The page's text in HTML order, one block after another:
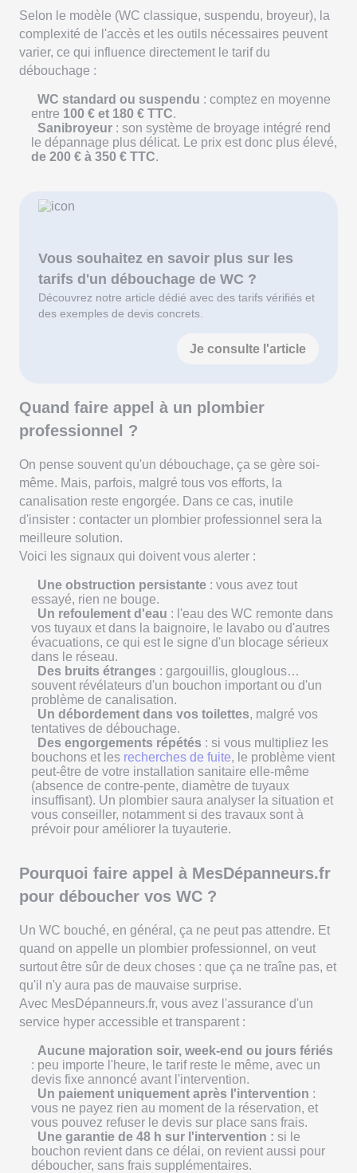
Selon le modèle (WC classique, suspendu, broyeur), la
complexité de l'accès et les outils nécessaires peuvent
varier, ce qui influence directement le tarif du
débouchage :
WC standard ou suspendu : comptez en moyenne
entre 100 € et 180 € TTC.
Sanibroyeur : son système de broyage intégré rend
le dépannage plus délicat. Le prix est donc plus élevé,
de 200 € à 350 € TTC.
Vous souhaitez en savoir plus sur les
tarifs d'un débouchage de WC ?
Découvrez notre article dédié avec des tarifs vérifiés et
des exemples de devis concrets.
Je consulte l'article
Quand faire appel à un plombier
professionnel ?
On pense souvent qu'un débouchage, ça se gère soi-
même. Mais, parfois, malgré tous vos efforts, la
canalisation reste engorgée. Dans ce cas, inutile
d'insister : contacter un plombier professionnel sera la
meilleure solution.
Voici les signaux qui doivent vous alerter :
Une obstruction persistante : vous avez tout
essayé, rien ne bouge.
Un refoulement d'eau : l'eau des WC remonte dans
vos tuyaux et dans la baignoire, le lavabo ou d'autres
évacuations, ce qui est le signe d'un blocage sérieux
dans le réseau.
Des bruits étranges : gargouillis, glouglous…
souvent révélateurs d'un bouchon important ou d'un
problème de canalisation.
Un débordement dans vos toilettes, malgré vos
tentatives de débouchage.
Des engorgements répétés : si vous multipliez les
bouchons et les recherches de fuite, le problème vient
peut-être de votre installation sanitaire elle-même
(absence de contre-pente, diamètre de tuyaux
insuffisant). Un plombier saura analyser la situation et
vous conseiller, notamment si des travaux sont à
prévoir pour améliorer la tuyauterie.
Pourquoi faire appel à MesDépanneurs.fr
pour déboucher vos WC ?
Un WC bouché, en général, ça ne peut pas attendre. Et
quand on appelle un plombier professionnel, on veut
surtout être sûr de deux choses : que ça ne traîne pas, et
qu'il n'y aura pas de mauvaise surprise.
Avec MesDépanneurs.fr, vous avez l'assurance d'un
service hyper accessible et transparent :
Aucune majoration soir, week-end ou jours fériés
: peu importe l'heure, le tarif reste le même, avec un
devis fixe annoncé avant l'intervention.
Un paiement uniquement après l'intervention :
vous ne payez rien au moment de la réservation, et
vous pouvez refuser le devis sur place sans frais.
Une garantie de 48 h sur l'intervention : si le
bouchon revient dans ce délai, on revient aussi pour
déboucher, sans frais supplémentaires.